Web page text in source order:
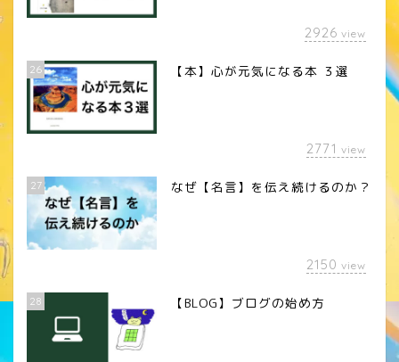
2926 view
26 【本】心が元気になる本 ３選
2771 view
27 なぜ【名言】を伝え続けるのか？
2150 view
28 【BLOG】ブログの始め方